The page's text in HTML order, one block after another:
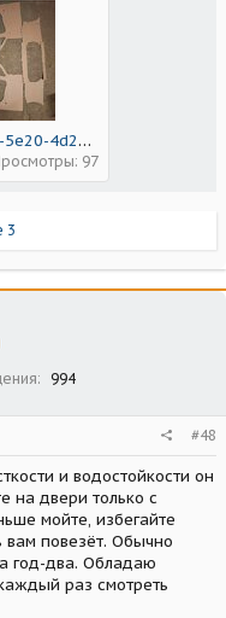
9a00a26d-5e20-4d24-b263-cd589a737c63.jpeg
97
3
994
#48
и водостойкости он
на двери только с
мойте, избегайте
повезёт. Обычно
год-два. Обладаю
раз смотреть